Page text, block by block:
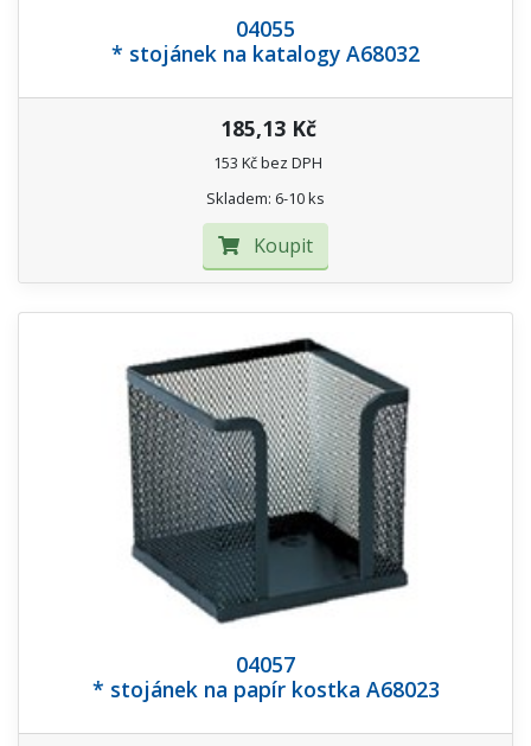
04055
* stojánek na katalogy A68032
185,13 Kč
153 Kč bez DPH
Skladem: 6-10 ks
Koupit
04057
* stojánek na papír kostka A68023